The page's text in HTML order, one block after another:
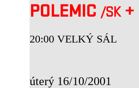
POLEMIC /SK +
20:00 VELKÝ SÁL
úterý 16/10/2001